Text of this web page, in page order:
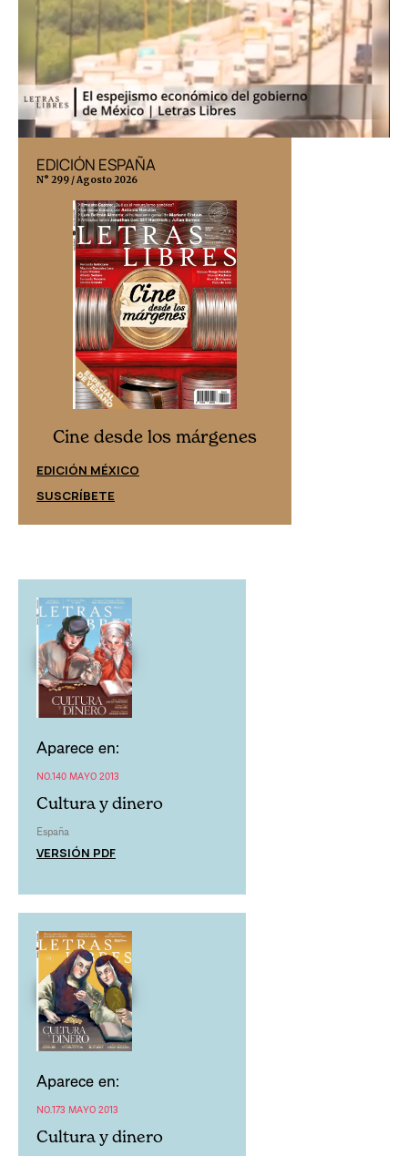
EDICIÓN ESPAÑA
N° 299 / Agosto 2026
Cine desde los márgenes
EDICIÓN MÉXICO
SUSCRÍBETE
Aparece en:
NO.140 MAYO 2013
Cultura y dinero
España
VERSIÓN PDF
Aparece en:
NO.173 MAYO 2013
Cultura y dinero